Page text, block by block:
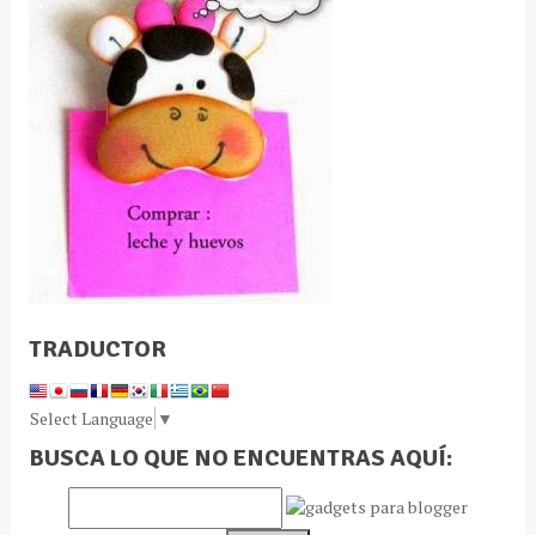
TRADUCTOR
Select Language ▼
BUSCA LO QUE NO ENCUENTRAS AQUÍ: